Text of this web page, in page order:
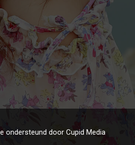
ondersteund door Cupid Media